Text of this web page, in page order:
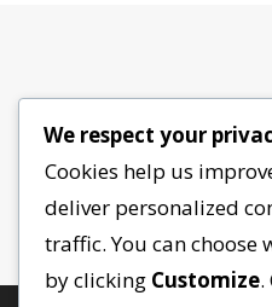
We respect your
Cookies help us
deliver personalized
traffic. You can choose
by clicking Customize.